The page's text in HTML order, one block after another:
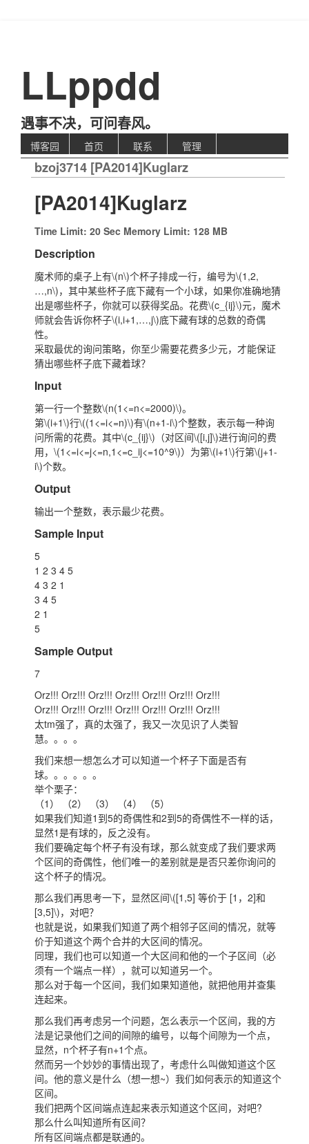
LLppdd
遇事不决，可问春风。
博客园 首页 联系 管理
bzoj3714 [PA2014]Kuglarz
[PA2014]Kuglarz
Time Limit: 20 Sec Memory Limit: 128 MB
Description
魔术师的桌子上有\(n\)个杯子排成一行，编号为\(1,2,
…,n\)，其中某些杯子底下藏有一个小球，如果你准确地猜
出是哪些杯子，你就可以获得奖品。花费\(c_{ij}\)元，魔术
师就会告诉你杯子\(i,i+1,…,j\)底下藏有球的总数的奇偶
性。
采取最优的询问策略，你至少需要花费多少元，才能保证
猜出哪些杯子底下藏着球？
Input
第一行一个整数\(n(1<=n<=2000)\)。
第\(i+1\)行\((1<=i<=n)\)有\(n+1-i\)个整数，表示每一种询
问所需的花费。其中\(c_{ij}\) （对区间\([i,j]\)进行询问的费
用， \(1<=i<=j<=n,1<=c_ij<=10^9\)）为第\(i+1\)行第\(j+1-
i\)个数。
Output
输出一个整数，表示最少花费。
Sample Input
5
1 2 3 4 5
4 3 2 1
3 4 5
2 1
5
Sample Output
7
Orz!!! Orz!!! Orz!!! Orz!!! Orz!!! Orz!!! Orz!!!
Orz!!! Orz!!! Orz!!! Orz!!! Orz!!! Orz!!! Orz!!!
太tm强了，真的太强了，我又一次见识了人类智
慧。。。。
我们来想一想怎么才可以知道一个杯子下面是否有
球。。。。。。
举个栗子：
（1） （2） （3） （4） （5）
如果我们知道1到5的奇偶性和2到5的奇偶性不一样的话，
显然1是有球的，反之没有。
我们要确定每个杯子有没有球，那么就变成了我们要求两
个区间的奇偶性，他们唯一的差别就是是否只差你询问的
这个杯子的情况。
那么我们再思考一下，显然区间\([1,5] 等价于 [1，2]和
[3,5]\)，对吧？
也就是说，如果我们知道了两个相邻子区间的情况，就等
价于知道这个两个合并的大区间的情况。
同理，我们也可以知道一个大区间和他的一个子区间（必
须有一个端点一样），就可以知道另一个。
那么对于每一个区间，我们如果知道他，就把他用并查集
连起来。
那么我们再考虑另一个问题，怎么表示一个区间，我的方
法是记录他们之间的间隙的编号，以每个间隙为一个点，
显然，n个杯子有n+1个点。
然而另一个妙妙的事情出现了，考虑什么叫做知道这个区
间。他的意义是什么（想一想~）我们如何表示的知道这个
区间。
我们把两个区间端点连起来表示知道这个区间，对吧?
那么什么叫知道所有区间？
所有区间端点都是联通的。